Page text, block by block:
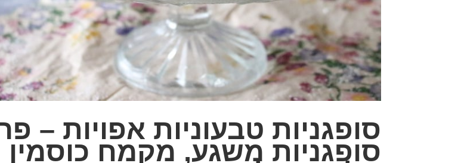
סופגניות טבעוניות אפויות –
סופגניות משגע, מקמח כוסמין